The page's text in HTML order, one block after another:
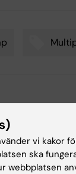
vi kakor
ska
webbplatsen